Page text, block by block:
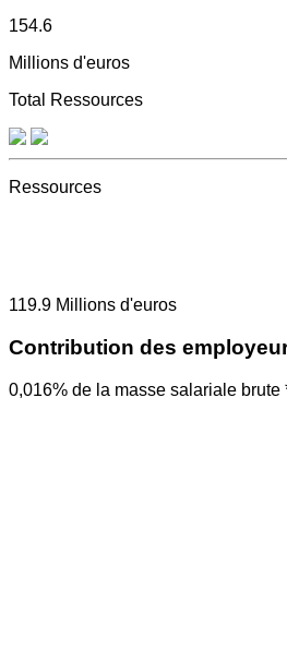
154.6
Millions d'euros
Total Ressources
Ressources
119.9 Millions d'euros
Contribution des
0,016% de la masse salariale brute